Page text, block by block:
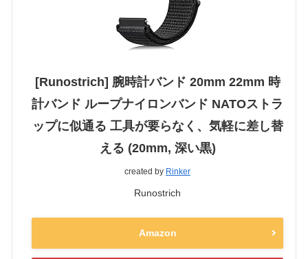
[Runostrich] 腕時計バンド 20mm 22mm 時
計バンド ループナイロンバンド NATOストラ
ップに似通る 工具が要らなく、気軽に差し替
える (20mm, 深い黒)
created by Rinker
Runostrich
Amazon